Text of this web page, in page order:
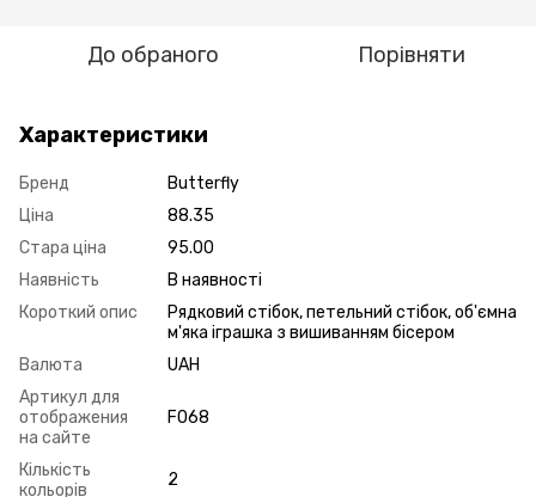
До обраного Порівняти
Характеристики
Бренд
Butterfly
Ціна
88.35
Стара ціна
95.00
Наявність
В наявності
Короткий опис
Рядковий стібок, петельний стібок, об'ємна
м'яка іграшка з вишиванням бісером
Валюта
UAH
Артикул для
отображения
на сайте
F068
Кількість
кольорів
2